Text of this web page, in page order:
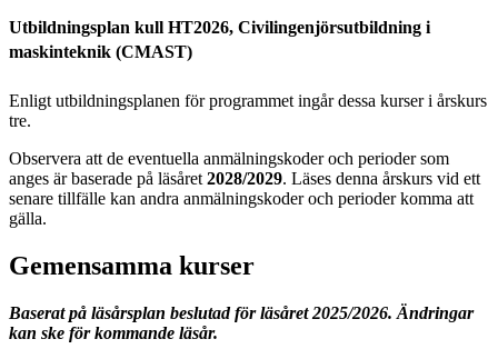
Utbildningsplan kull HT2026, Civilingenjörsutbildning i
maskinteknik (CMAST)
Enligt utbildningsplanen för programmet ingår dessa kurser i årskurs
tre.
Observera att de eventuella anmälningskoder och perioder som
anges är baserade på läsåret 2028/2029. Läses denna årskurs vid ett
senare tillfälle kan andra anmälningskoder och perioder komma att
gälla.
Gemensamma kurser
Baserat på läsårsplan beslutad för läsåret 2025/2026. Ändringar
kan ske för kommande läsår.